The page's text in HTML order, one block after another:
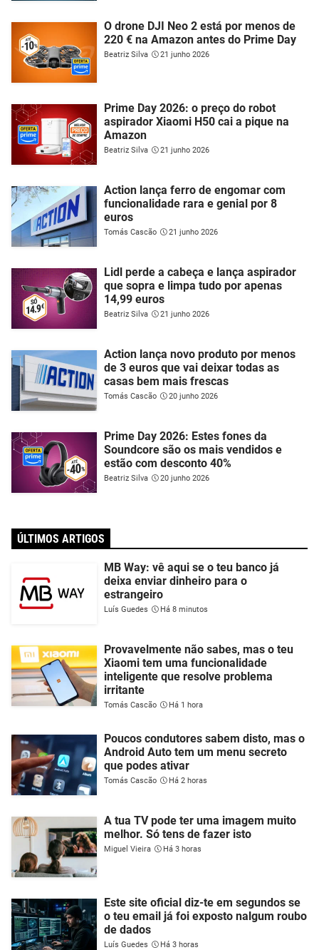
O drone DJI Neo 2 está por menos de
220 € na Amazon antes do Prime Day
Beatriz Silva 21 junho 2026
Prime Day 2026: o preço do robot
aspirador Xiaomi H50 cai a pique na
Amazon
Beatriz Silva 21 junho 2026
Action lança ferro de engomar com
funcionalidade rara e genial por 8
euros
Tomás Cascão 21 junho 2026
Lidl perde a cabeça e lança aspirador
que sopra e limpa tudo por apenas
14,99 euros
Beatriz Silva 21 junho 2026
Action lança novo produto por menos
de 3 euros que vai deixar todas as
casas bem mais frescas
Tomás Cascão 20 junho 2026
Prime Day 2026: Estes fones da
Soundcore são os mais vendidos e
estão com desconto 40%
Beatriz Silva 20 junho 2026
ÚLTIMOS ARTIGOS
MB Way: vê aqui se o teu banco já
deixa enviar dinheiro para o
estrangeiro
Luís Guedes Há 8 minutos
Provavelmente não sabes, mas o teu
Xiaomi tem uma funcionalidade
inteligente que resolve problema
irritante
Tomás Cascão Há 1 hora
Poucos condutores sabem disto, mas o
Android Auto tem um menu secreto
que podes ativar
Tomás Cascão Há 2 horas
A tua TV pode ter uma imagem muito
melhor. Só tens de fazer isto
Miguel Vieira Há 3 horas
Este site oficial diz-te em segundos se
o teu email já foi exposto nalgum roubo
de dados
Luís Guedes Há 3 horas